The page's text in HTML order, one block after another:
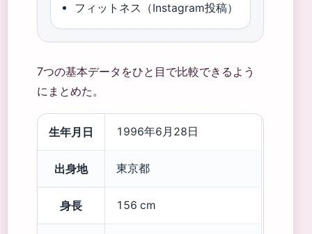
フィットネス（Instagram投稿）
7つの基本データをひと目で比較できるよう
にまとめた。
生年月日 1996年6月28日
出身地 東京都
身長 156 cm